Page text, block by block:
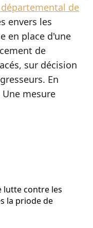
de
envers les
en place d'une
de
sur décision
En
mesure
lutte contre les
la priode de